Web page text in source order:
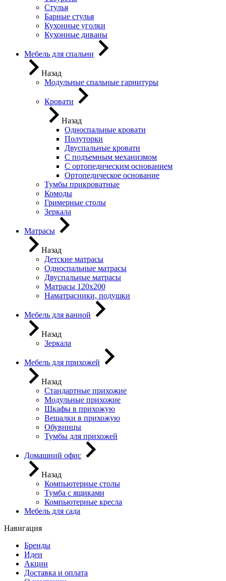
Стулья
Барные стулья
Кухонные уголки
Кухонные диваны
Мебель для спальни
Назад
Модульные спальные гарнитуры
Кровати
Назад
Односпальные кровати
Полуторки
Двуспальные кровати
С подъемным механизмом
С ортопедическим основанием
Ортопедическое основание
Тумбы прикроватные
Комоды
Гримерные столы
Зеркала
Матрасы
Назад
Детские матрасы
Односпальные матрасы
Двуспальные матрасы
Матрасы 120х200
Наматрасники, подушки
Мебель для ванной
Назад
Зеркала
Мебель для прихожей
Назад
Стандартные прихожие
Модульные прихожие
Шкафы в прихожую
Вешалки в прихожую
Обувницы
Тумбы для прихожей
Домашний офис
Назад
Компьютерные столы
Тумба с ящиками
Компьютерные кресла
Мебель для сада
Навигация
Бренды
Идеи
Акции
Доставка и оплата